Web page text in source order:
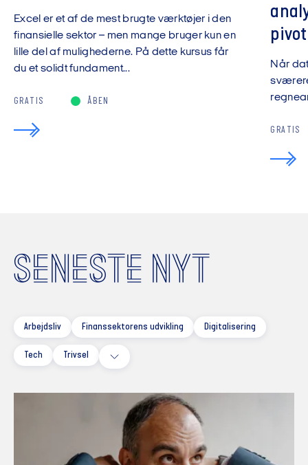
Excel er et af de mest brugte værktøjer i den
finansielle sektor – men mange bruger kun en
lille del af mulighederne. På dette kursus får
du et solidt fundament...
GRATIS ÅBEN
Når
GRATIS
SENESTE NYT
Arbejdsliv Finanssektorens udvikling Digitalisering
Tech Trivsel